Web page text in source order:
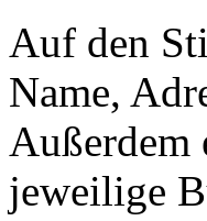
Auf den
Name,
Außerdem
jeweilige